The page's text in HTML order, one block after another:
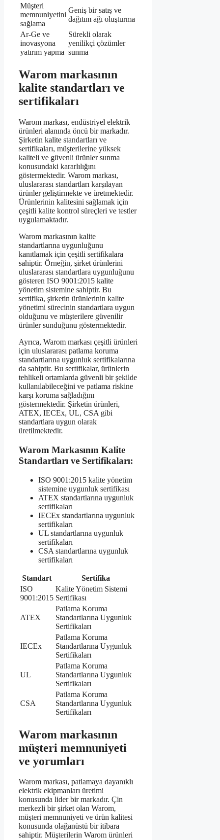
Müşteri
memnuniyetini
sağlama
Geniş bir satış ve
dağıtım ağı oluşturma
Ar-Ge ve
inovasyona
yatırım yapma
Sürekli olarak
yenilikçi çözümler
sunma
Warom markasının
kalite standartları ve
sertifikaları
Warom markası, endüstriyel elektrik
ürünleri alanında öncü bir markadır.
Şirketin kalite standartları ve
sertifikaları, müşterilerine yüksek
kaliteli ve güvenli ürünler sunma
konusundaki kararlılığını
göstermektedir. Warom markası,
uluslararası standartları karşılayan
ürünler geliştirmekte ve üretmektedir.
Ürünlerinin kalitesini sağlamak için
çeşitli kalite kontrol süreçleri ve testler
uygulamaktadır.
Warom markasının kalite
standartlarına uygunluğunu
kanıtlamak için çeşitli sertifikalara
sahiptir. Örneğin, şirket ürünlerini
uluslararası standartlara uygunluğunu
gösteren ISO 9001:2015 kalite
yönetim sistemine sahiptir. Bu
sertifika, şirketin ürünlerinin kalite
yönetimi sürecinin standartlara uygun
olduğunu ve müşterilere güvenilir
ürünler sunduğunu göstermektedir.
Ayrıca, Warom markası çeşitli ürünleri
için uluslararası patlama koruma
standartlarına uygunluk sertifikalarına
da sahiptir. Bu sertifikalar, ürünlerin
tehlikeli ortamlarda güvenli bir şekilde
kullanılabileceğini ve patlama riskine
karşı koruma sağladığını
göstermektedir. Şirketin ürünleri,
ATEX, IECEx, UL, CSA gibi
standartlara uygun olarak
üretilmektedir.
Warom Markasının Kalite
Standartları ve Sertifikaları:
ISO 9001:2015 kalite yönetim
sistemine uygunluk sertifikası
ATEX standartlarına uygunluk
sertifikaları
IECEx standartlarına uygunluk
sertifikaları
UL standartlarına uygunluk
sertifikaları
CSA standartlarına uygunluk
sertifikaları
Standart
Sertifika
ISO
9001:2015
Kalite Yönetim Sistemi
Sertifikası
ATEX
Patlama Koruma
Standartlarına Uygunluk
Sertifikaları
IECEx
Patlama Koruma
Standartlarına Uygunluk
Sertifikaları
UL
Patlama Koruma
Standartlarına Uygunluk
Sertifikaları
CSA
Patlama Koruma
Standartlarına Uygunluk
Sertifikaları
Warom markasının
müşteri memnuniyeti
ve yorumları
Warom markası, patlamaya dayanıklı
elektrik ekipmanları üretimi
konusunda lider bir markadır. Çin
merkezli bir şirket olan Warom,
müşteri memnuniyeti ve ürün kalitesi
konusunda olağanüstü bir itibara
sahiptir. Müşterilerin Warom ürünleri